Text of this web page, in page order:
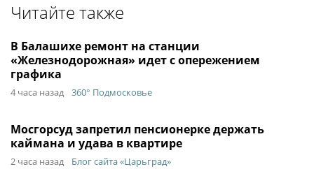
Читайте также
В Балашихе ремонт на станции
«Железнодорожная» идет с опережением
графика
4 часа назад 360° Подмосковье
Мосгорсуд запретил пенсионерке держать
каймана и удава в квартире
2 часа назад Блог сайта «Царьград»